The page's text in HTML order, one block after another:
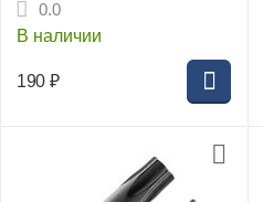
0.0
В наличии
190 ₽